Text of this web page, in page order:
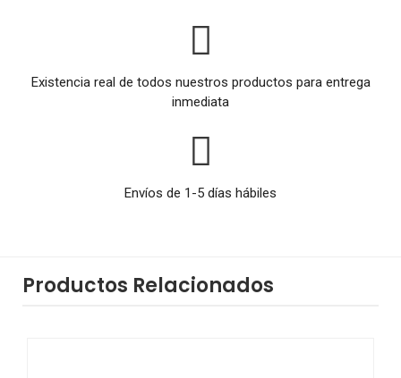
Existencia real de todos nuestros productos para entrega
inmediata
Envíos de 1-5 días hábiles
Productos Relacionados